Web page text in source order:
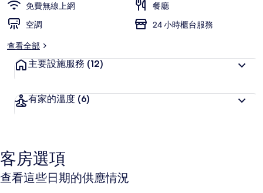
免費無線上網
餐廳
空調
24 小時櫃台服務
查看全部
主要設施服務 (12)
有家的溫度 (6)
客房選項
查看這些日期的供應情況